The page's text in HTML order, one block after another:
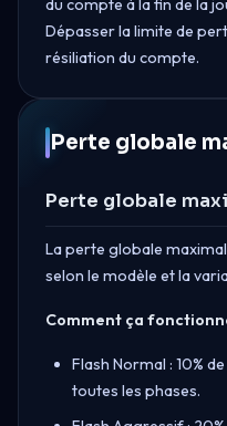
Dépasser la limite de
résiliation du compte.
Perte globale
Perte globale
La perte globale
selon le modèle et la
Comment ça
Flash Normal : 10%
toutes les phases.